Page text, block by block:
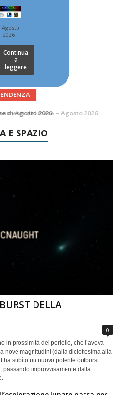
Agosto
2026
Continua
a
leggere
del mese – Agosto 2026
E SPAZIO
DELLA
0
in prossimità del perielio, che l’aveva
nove magnitudini (dalla diciottesima alla
ha subìto un nuovo potente outburst
passando improvvisamente dalla